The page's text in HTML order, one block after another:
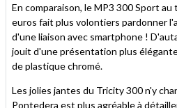
En comparaison, le MP3 300 Sport
euros fait plus volontiers pardonner
d'une liaison avec smartphone !
jouit d'une présentation plus
de plastique chromé.
Les jolies jantes du Tricity 300 n'y
Pontedera est plus agréable à